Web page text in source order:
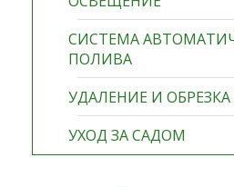
СИСТЕМА
ПОЛИВА
УДАЛЕНИЕ И ОБРЕЗКА
УХОД ЗА САДОМ